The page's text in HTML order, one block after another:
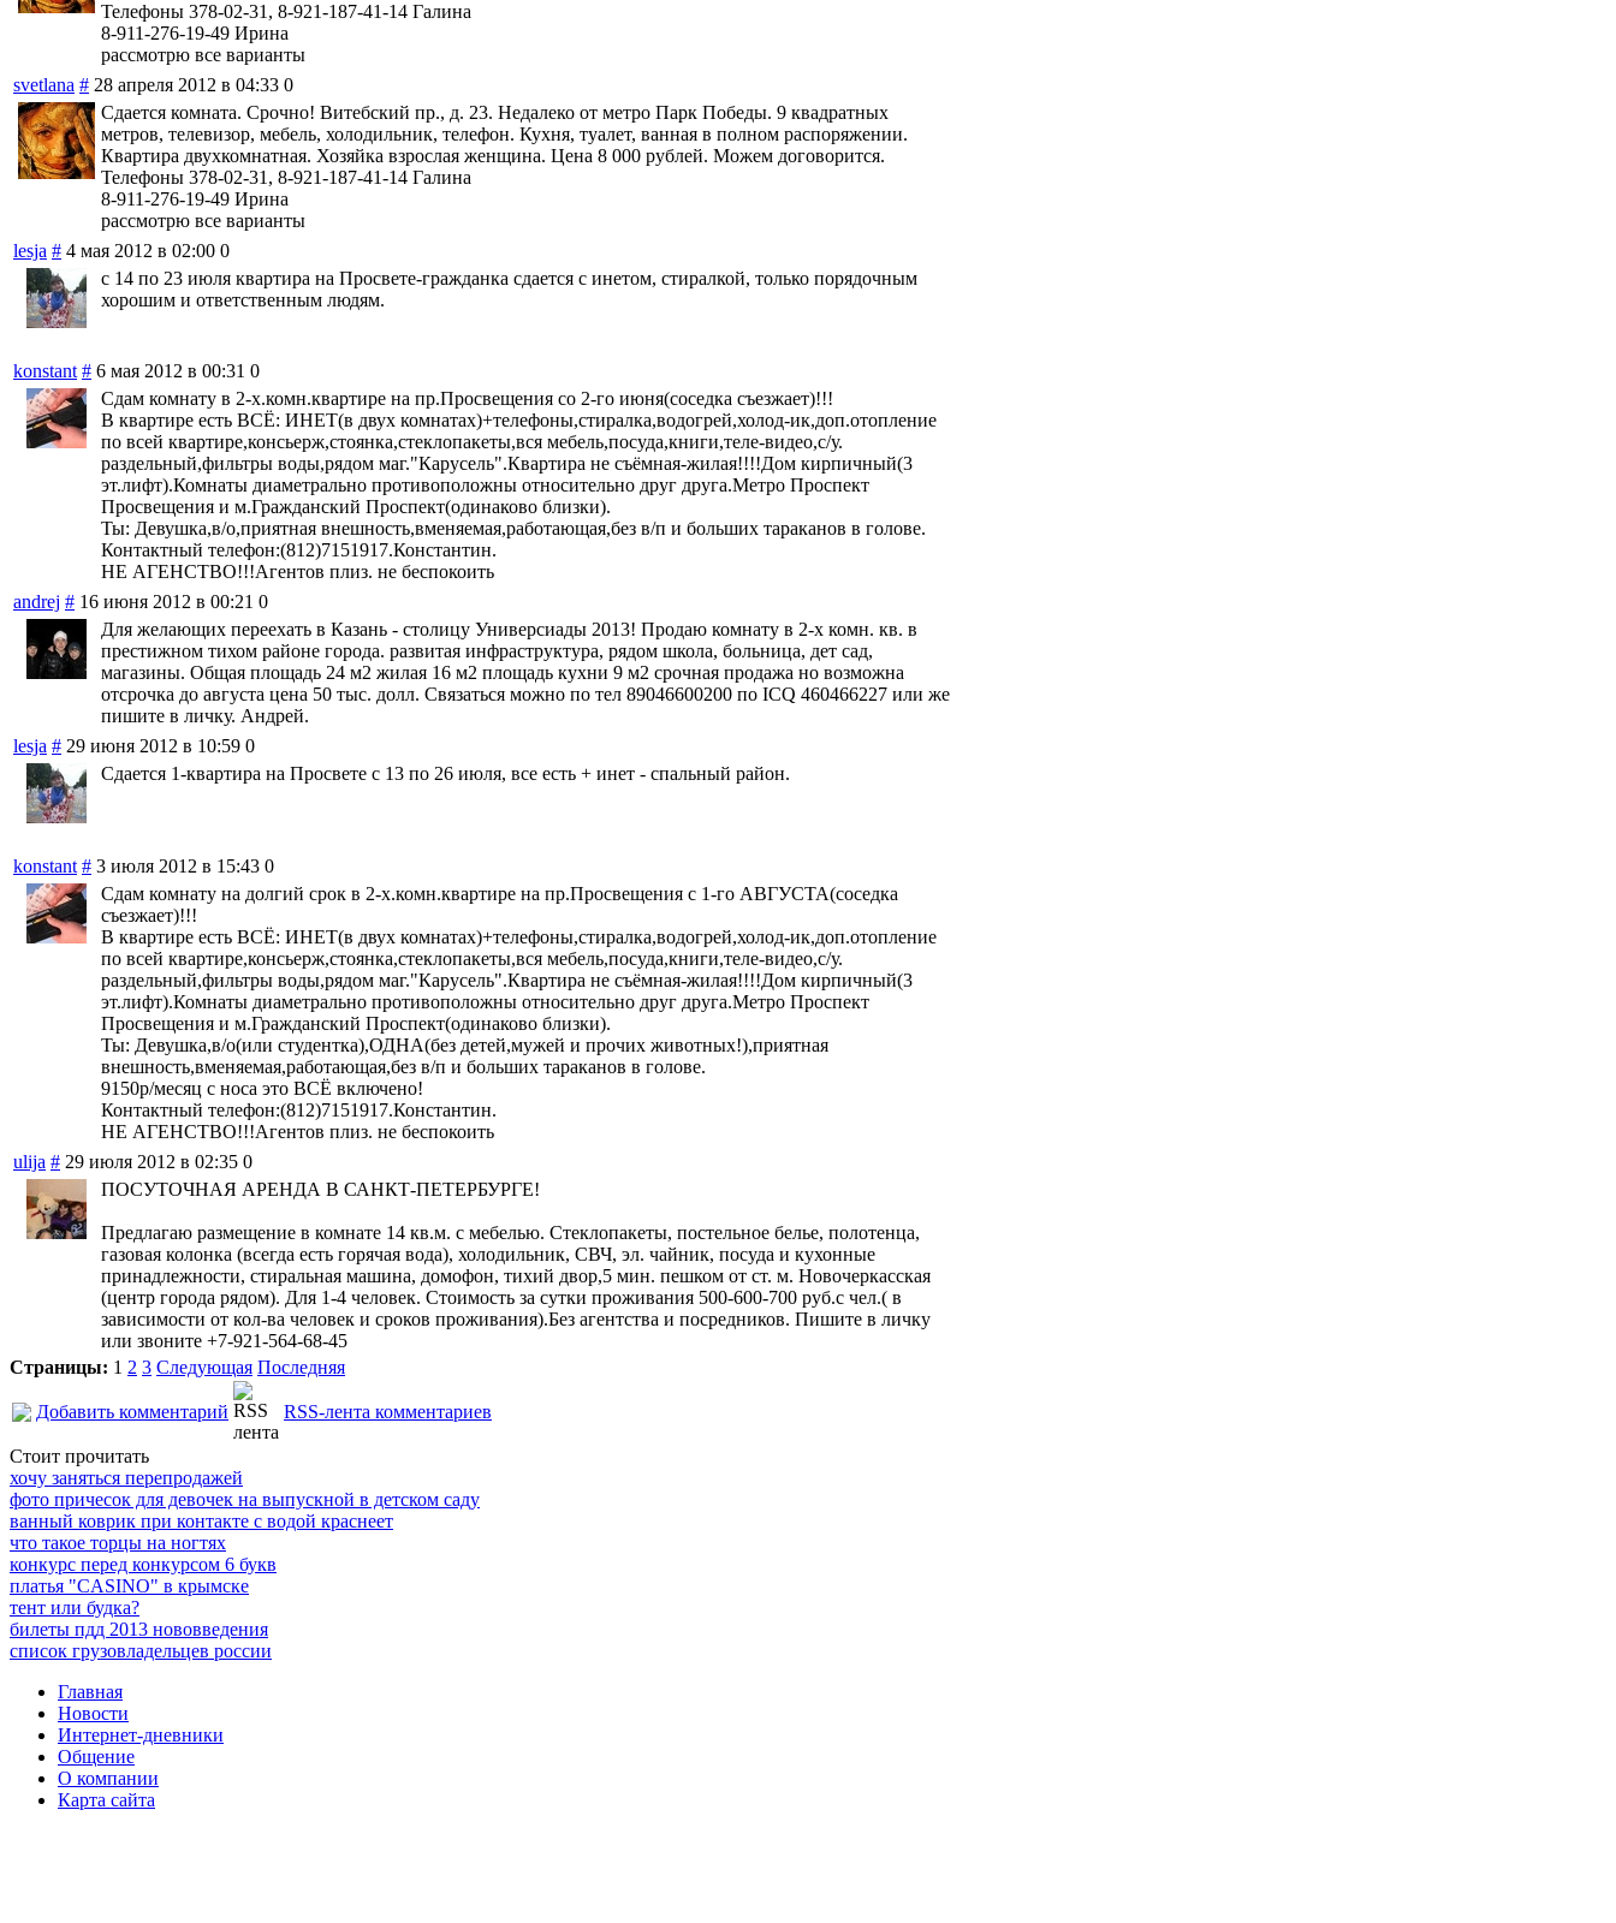
Телефоны 378-02-31, 8-921-187-41-14 Галина
8-911-276-19-49 Ирина
рассмотрю все варианты
svetlana # 28 апреля 2012 в 04:33 0
Сдается комната. Срочно! Витебский пр., д. 23. Недалеко от метро Парк Победы. 9 квадратных
метров, телевизор, мебель, холодильник, телефон. Кухня, туалет, ванная в полном распоряжении.
Квартира двухкомнатная. Хозяйка взрослая женщина. Цена 8 000 рублей. Можем договорится.
Телефоны 378-02-31, 8-921-187-41-14 Галина
8-911-276-19-49 Ирина
рассмотрю все варианты
lesja # 4 мая 2012 в 02:00 0
с 14 по 23 июля квартира на Просвете-гражданка сдается с инетом, стиралкой, только порядочным
хорошим и ответственным людям.
konstant # 6 мая 2012 в 00:31 0
Сдам комнату в 2-х.комн.квартире на пр.Просвещения со 2-го июня(соседка съезжает)!!!
В квартире есть ВСЁ: ИНЕТ(в двух комнатах)+телефоны,стиралка,водогрей,холод-ик,доп.отопление
по всей квартире,консьерж,стоянка,стеклопакеты,вся мебель,посуда,книги,теле-видео,с/у.
раздельный,фильтры воды,рядом маг."Карусель".Квартира не съёмная-жилая!!!!Дом кирпичный(3
эт.лифт).Комнаты диаметрально противоположны относительно друг друга.Метро Проспект
Просвещения и м.Гражданский Проспект(одинаково близки).
Ты: Девушка,в/о,приятная внешность,вменяемая,работающая,без в/п и больших тараканов в голове.
Контактный телефон:(812)7151917.Константин.
НЕ АГЕНСТВО!!!Агентов плиз. не беспокоить
andrej # 16 июня 2012 в 00:21 0
Для желающих переехать в Казань - столицу Универсиады 2013! Продаю комнату в 2-х комн. кв. в
престижном тихом районе города. развитая инфраструктура, рядом школа, больница, дет сад,
магазины. Общая площадь 24 м2 жилая 16 м2 площадь кухни 9 м2 срочная продажа но возможна
отсрочка до августа цена 50 тыс. долл. Связаться можно по тел 89046600200 по ICQ 460466227 или же
пишите в личку. Андрей.
lesja # 29 июня 2012 в 10:59 0
Сдается 1-квартира на Просвете с 13 по 26 июля, все есть + инет - спальный район.
konstant # 3 июля 2012 в 15:43 0
Сдам комнату на долгий срок в 2-х.комн.квартире на пр.Просвещения с 1-го АВГУСТА(соседка
съезжает)!!!
В квартире есть ВСЁ: ИНЕТ(в двух комнатах)+телефоны,стиралка,водогрей,холод-ик,доп.отопление
по всей квартире,консьерж,стоянка,стеклопакеты,вся мебель,посуда,книги,теле-видео,с/у.
раздельный,фильтры воды,рядом маг."Карусель".Квартира не съёмная-жилая!!!!Дом кирпичный(3
эт.лифт).Комнаты диаметрально противоположны относительно друг друга.Метро Проспект
Просвещения и м.Гражданский Проспект(одинаково близки).
Ты: Девушка,в/о(или студентка),ОДНА(без детей,мужей и прочих животных!),приятная
внешность,вменяемая,работающая,без в/п и больших тараканов в голове.
9150р/месяц с носа это ВСЁ включено!
Контактный телефон:(812)7151917.Константин.
НЕ АГЕНСТВО!!!Агентов плиз. не беспокоить
ulija # 29 июля 2012 в 02:35 0
ПОСУТОЧНАЯ АРЕНДА В САНКТ-ПЕТЕРБУРГЕ!
Предлагаю размещение в комнате 14 кв.м. с мебелью. Стеклопакеты, постельное белье, полотенца,
газовая колонка (всегда есть горячая вода), холодильник, СВЧ, эл. чайник, посуда и кухонные
принадлежности, стиральная машина, домофон, тихий двор,5 мин. пешком от ст. м. Новочеркасская
(центр города рядом). Для 1-4 человек. Стоимость за сутки проживания 500-600-700 руб.с чел.( в
зависимости от кол-ва человек и сроков проживания).Без агентства и посредников. Пишите в личку
или звоните +7-921-564-68-45
Страницы: 1 2 3 Следующая Последняя
Добавить комментарий RSS-лента комментариев
Стоит прочитать
хочу заняться перепродажей
фото причесок для девочек на выпускной в детском саду
ванный коврик при контакте с водой краснеет
что такое торцы на ногтях
конкурс перед конкурсом 6 букв
платья "CASINO" в крымске
тент или будка?
билеты пдд 2013 нововведения
список грузовладельцев россии
Главная
Новости
Интернет-дневники
Общение
О компании
Карта сайта